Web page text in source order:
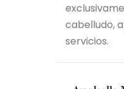
cabelludo,
servicios.